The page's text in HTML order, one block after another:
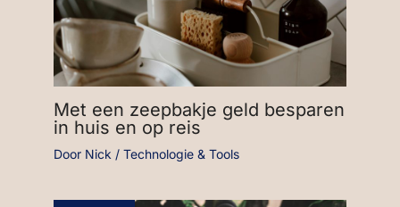
Met een zeepbakje geld besparen
in huis en op reis
Door Nick / Technologie & Tools